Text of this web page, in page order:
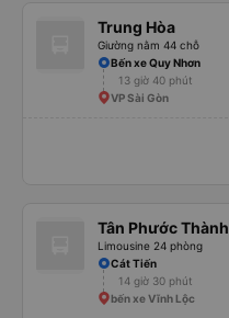
Trung Hòa
Giường nằm 44 chỗ
Bến xe Quy Nhơn
13 giờ 40 phút
VP Sài Gòn
Tân Phước Thành
Limousine 24 phòng
Cát Tiến
14 giờ 30 phút
bến xe Vĩnh Lộc